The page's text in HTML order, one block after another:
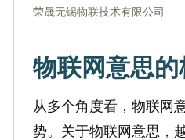
荣晟无锡物联技术有限公司
物联网意思
从多个角度看，物联网
势。关于物联网意思，